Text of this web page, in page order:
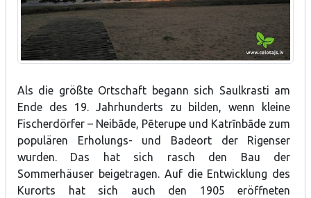
Als die größte Ortschaft begann sich Saulkrasti am
Ende des 19. Jahrhunderts zu bilden, wenn kleine
Fischerdörfer – Neibāde, Pēterupe und Katrīnbāde zum
populären Erholungs- und Badeort der Rigenser
wurden. Das hat sich rasch den Bau der
Sommerhäuser beigetragen. Auf die Entwicklung des
Kurorts hat sich auch den 1905 eröffneten